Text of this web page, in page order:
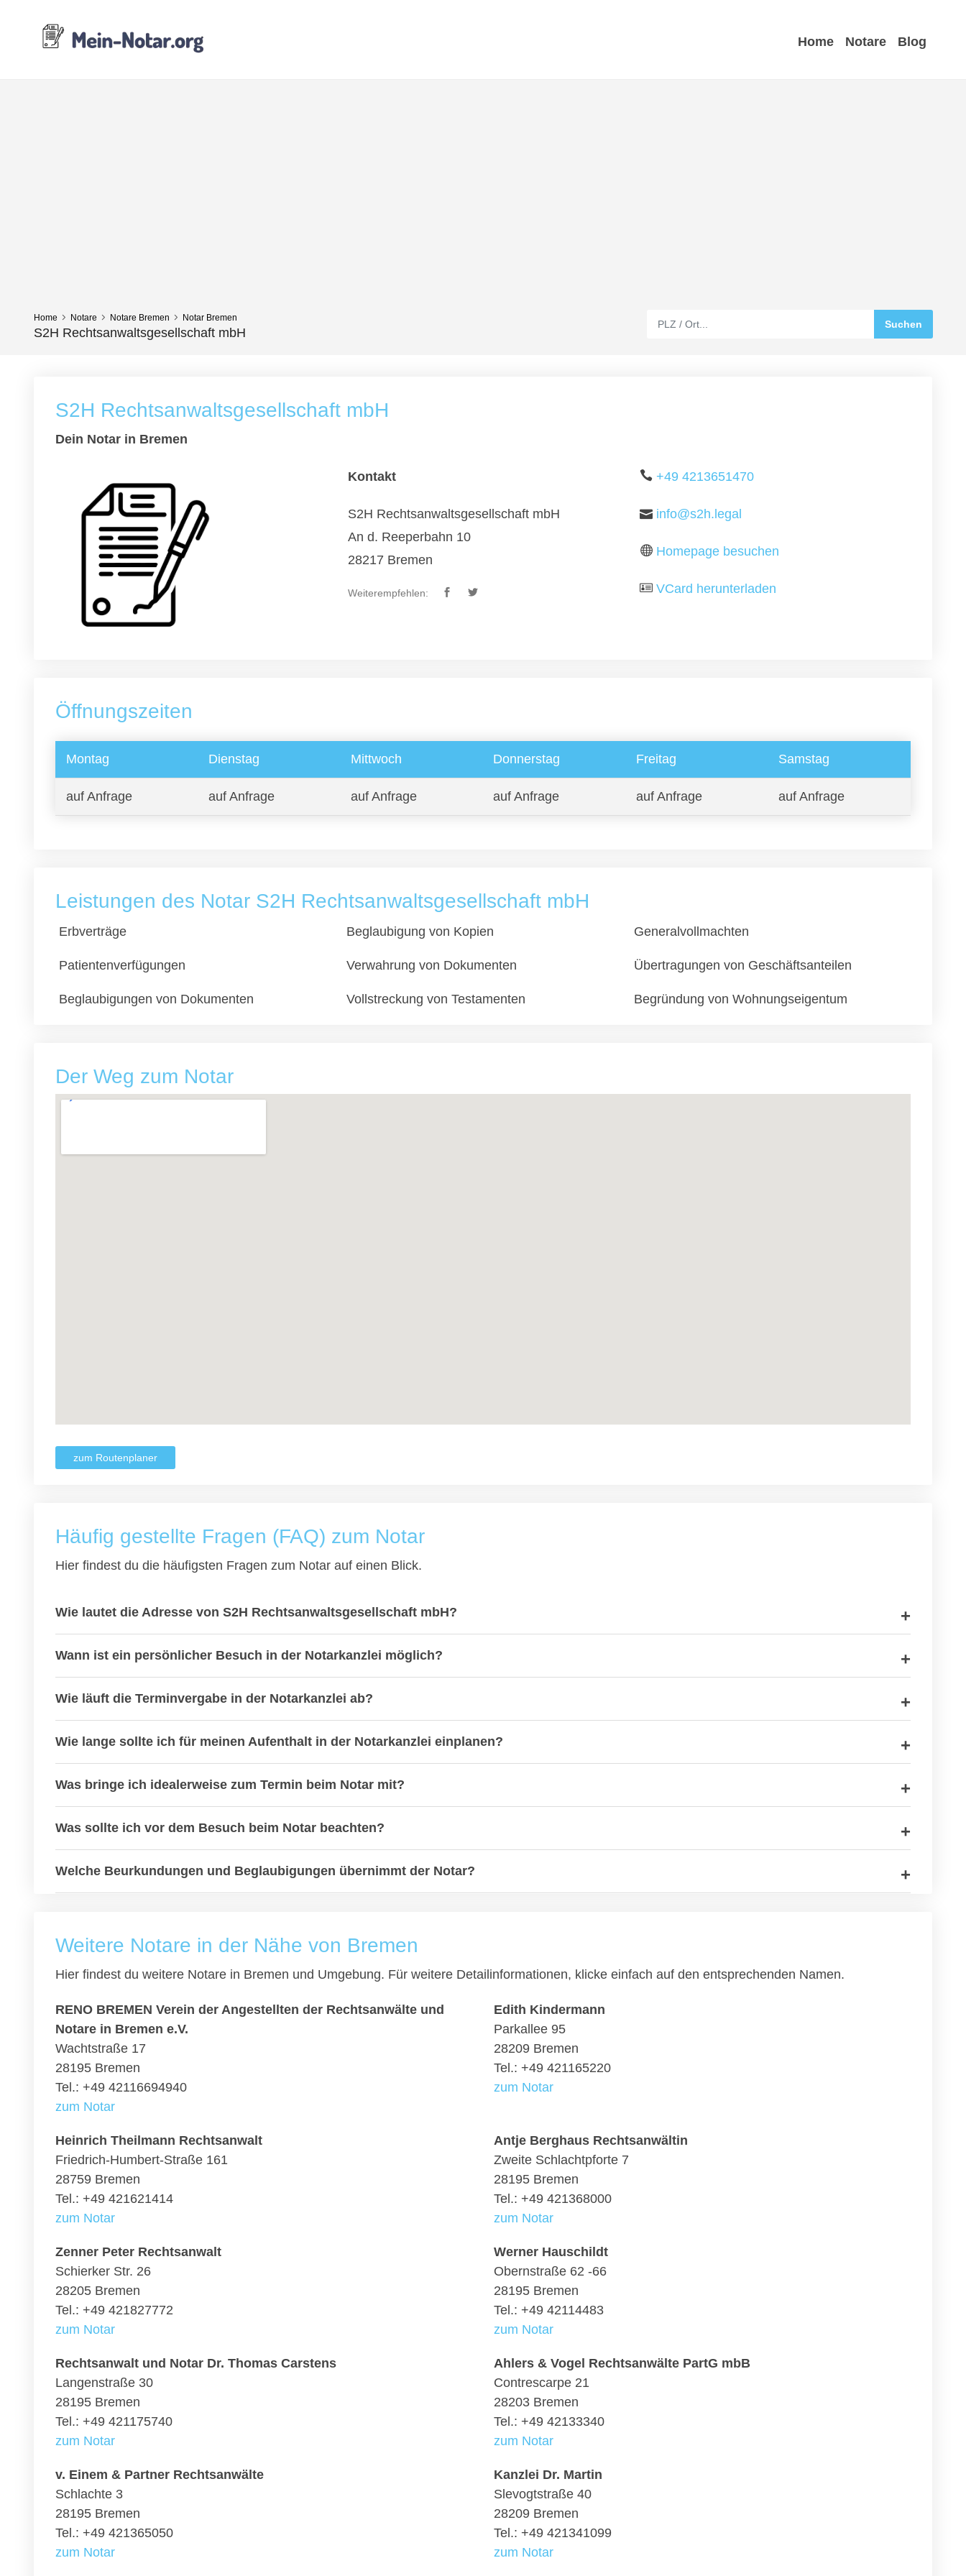
Home Notare Blog
Home Notare Notare Bremen Notar Bremen
S2H Rechtsanwaltsgesellschaft mbH
S2H Rechtsanwaltsgesellschaft mbH
Dein Notar in Bremen
Kontakt
S2H Rechtsanwaltsgesellschaft mbH
An d. Reeperbahn 10
28217 Bremen
Weiterempfehlen:
+49 4213651470
info@s2h.legal
Homepage besuchen
VCard herunterladen
Öffnungszeiten
Montag Dienstag Mittwoch Donnerstag Freitag Samstag
auf Anfrage auf Anfrage auf Anfrage auf Anfrage auf Anfrage auf Anfrage
Leistungen des Notar S2H Rechtsanwaltsgesellschaft mbH
Erbverträge Beglaubigung von Kopien Generalvollmachten
Patientenverfügungen Verwahrung von Dokumenten Übertragungen von Geschäftsanteilen
Beglaubigungen von Dokumenten Vollstreckung von Testamenten Begründung von Wohnungseigentum
Der Weg zum Notar
zum Routenplaner
Häufig gestellte Fragen (FAQ) zum Notar
Hier findest du die häufigsten Fragen zum Notar auf einen Blick.
Wie lautet die Adresse von S2H Rechtsanwaltsgesellschaft mbH?
Wann ist ein persönlicher Besuch in der Notarkanzlei möglich?
Wie läuft die Terminvergabe in der Notarkanzlei ab?
Wie lange sollte ich für meinen Aufenthalt in der Notarkanzlei einplanen?
Was bringe ich idealerweise zum Termin beim Notar mit?
Was sollte ich vor dem Besuch beim Notar beachten?
Welche Beurkundungen und Beglaubigungen übernimmt der Notar?
Weitere Notare in der Nähe von Bremen
Hier findest du weitere Notare in Bremen und Umgebung. Für weitere Detailinformationen, klicke einfach auf den entsprechenden Namen.
RENO BREMEN Verein der Angestellten der Rechtsanwälte und
Notare in Bremen e.V.
Wachtstraße 17
28195 Bremen
Tel.: +49 42116694940
zum Notar
Edith Kindermann
Parkallee 95
28209 Bremen
Tel.: +49 421165220
zum Notar
Heinrich Theilmann Rechtsanwalt
Friedrich-Humbert-Straße 161
28759 Bremen
Tel.: +49 421621414
zum Notar
Antje Berghaus Rechtsanwältin
Zweite Schlachtpforte 7
28195 Bremen
Tel.: +49 421368000
zum Notar
Zenner Peter Rechtsanwalt
Schierker Str. 26
28205 Bremen
Tel.: +49 421827772
zum Notar
Werner Hauschildt
Obernstraße 62 -66
28195 Bremen
Tel.: +49 42114483
zum Notar
Rechtsanwalt und Notar Dr. Thomas Carstens
Langenstraße 30
28195 Bremen
Tel.: +49 421175740
zum Notar
Ahlers & Vogel Rechtsanwälte PartG mbB
Contrescarpe 21
28203 Bremen
Tel.: +49 42133340
zum Notar
v. Einem & Partner Rechtsanwälte
Schlachte 3
28195 Bremen
Tel.: +49 421365050
zum Notar
Kanzlei Dr. Martin
Slevogtstraße 40
28209 Bremen
Tel.: +49 421341099
zum Notar